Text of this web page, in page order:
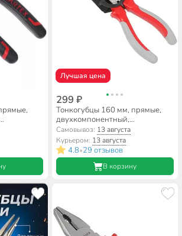
Лучшая цена
299 ₽
Тонкогубцы 160 мм, прямые,
двухкомпонентный,
углеродистая сталь, Bartex,
Стандарт, 913016
Самовывоз: 13 августа
Курьером: 13 августа
4.8•29 отзывов
В корзину